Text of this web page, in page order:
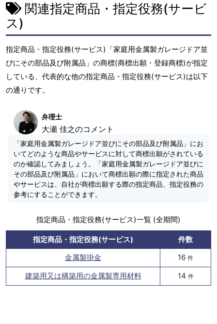
関連指定商品・指定役務(サービ
ス)
指定商品・指定役務(サービス)「家庭用金属製ガレージドア並
びにその部品及び附属品」の商標(商標出願・登録商標)が指定
している、代表的な他の指定商品・指定役務(サービス)は以下
の通りです。
弁理士
大瀬 佳之のコメント
「家庭用金属製ガレージドア並びにその部品及び附属品」にお
いてどのような商品やサービスに対して商標出願がされている
のか確認してみましょう。「家庭用金属製ガレージドア並びに
その部品及び附属品」において商標出願の際に指定された商品
やサービスは、自社が商標出願する際の指定商品、指定役務の
参考にすることができます。
指定商品・指定役務(サービス)一覧 (全期間)
指定商品・指定役務(サービス)
件数
金属製掛金
16 件
建築用又は構築用の金属製専用材料 14 件